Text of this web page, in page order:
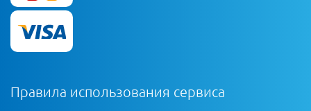
Правила использования сервиса